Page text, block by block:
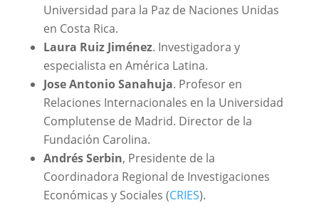
Universidad para la Paz de Naciones Unidas
en Costa Rica.
Laura Ruiz Jiménez. Investigadora y
especialista en América Latina.
Jose Antonio Sanahuja. Profesor en
Relaciones Internacionales en la Universidad
Complutense de Madrid. Director de la
Fundación Carolina.
Andrés Serbin, Presidente de la
Coordinadora Regional de Investigaciones
Económicas y Sociales (CRIES).